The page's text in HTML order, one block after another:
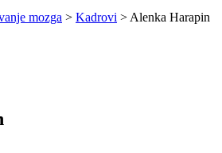
mozga > Kadrovi > Alenka Harapin